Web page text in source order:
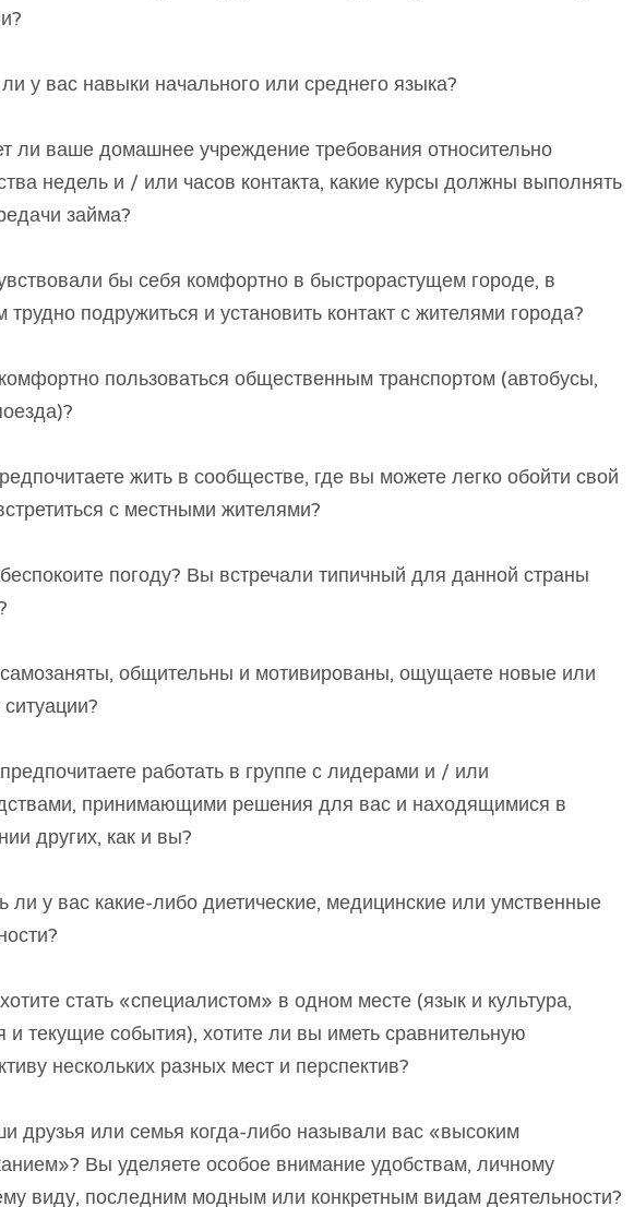
у вас навыки начального или среднего языка?
ли ваше домашнее учреждение требования относительно
недель и / или часов контакта, какие курсы должны выполнять
займа?
бы себя комфортно в быстрорастущем городе, в
трудно подружиться и установить контакт с жителями города?
пользоваться общественным транспортом (автобусы,
жить в сообществе, где вы можете легко обойти свой
с местными жителями?
погоду? Вы встречали типичный для данной страны
общительны и мотивированы, ощущаете новые или
работать в группе с лидерами и / или
принимающими решения для вас и находящимися в
других, как и вы?
ли у вас какие-либо диетические, медицинские или умственные
стать «специалистом» в одном месте (язык и культура,
и текущие события), хотите ли вы иметь сравнительную
нескольких разных мест и перспектив?
друзья или семья когда-либо называли вас «высоким
Вы уделяете особое внимание удобствам, личному
виду, последним модным или конкретным видам деятельности?